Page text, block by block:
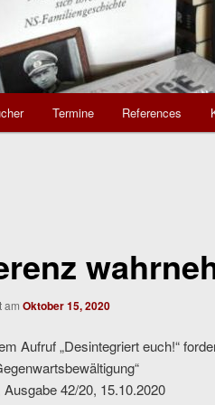
Termine References
am Oktober 15, 2020
Aufruf „Desintegriert euch!“
Ausgabe 42/20, 15.10.2020